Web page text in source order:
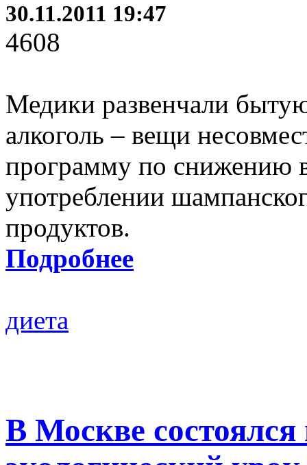
30.11.2011 19:47
4608
Медики развенчали
алкоголь – вещи
программу по снижению
употреблении
продуктов.
Подробнее
диета
В Москве